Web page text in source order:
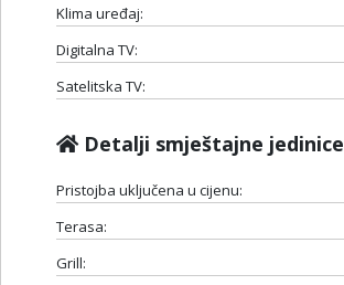
Klima uređaj:
Digitalna TV:
Satelitska TV:
Detalji smještajne jedinice
Pristojba uključena u cijenu:
Terasa:
Grill: